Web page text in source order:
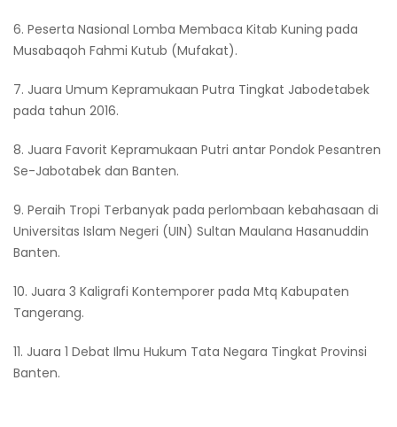
6. Peserta Nasional Lomba Membaca Kitab Kuning pada
Musabaqoh Fahmi Kutub (Mufakat).
7. Juara Umum Kepramukaan Putra Tingkat Jabodetabek
pada tahun 2016.
8. Juara Favorit Kepramukaan Putri antar Pondok Pesantren
Se-Jabotabek dan Banten.
9. Peraih Tropi Terbanyak pada perlombaan kebahasaan di
Universitas Islam Negeri (UIN) Sultan Maulana Hasanuddin
Banten.
10. Juara 3 Kaligrafi Kontemporer pada Mtq Kabupaten
Tangerang.
11. Juara 1 Debat Ilmu Hukum Tata Negara Tingkat Provinsi
Banten.